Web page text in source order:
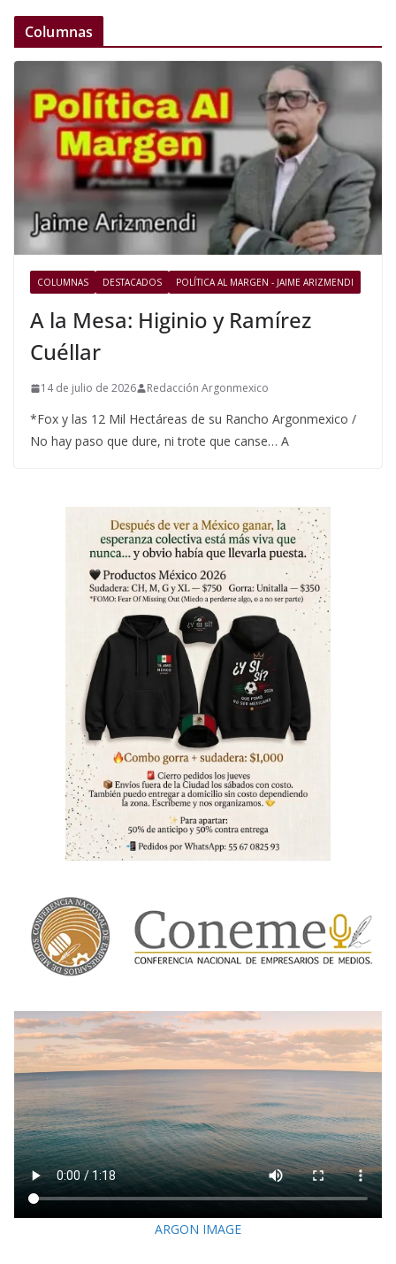
Columnas
COLUMNAS DESTACADOS POLÍTICA AL MARGEN - JAIME ARIZMENDI
A la Mesa: Higinio y Ramírez
Cuéllar
14 de julio de 2026 Redacción Argonmexico
*Fox y las 12 Mil Hectáreas de su Rancho Argonmexico /
No hay paso que dure, ni trote que canse… A
ARGON IMAGE